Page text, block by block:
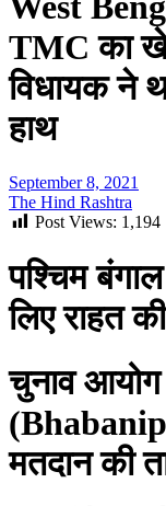
TMC का
व‍िधायक ने
हाथ
September 8, 2021
The Hind Rashtra
Post Views: 1,194
पश्चिम
लिए राहत
चुनाव आयोग
मतदान की